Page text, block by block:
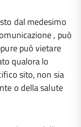
dal medesimo
, può
può vietare
qualora lo
sito, non sia
o della salute